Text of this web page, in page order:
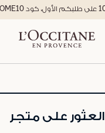
العثور على متجر